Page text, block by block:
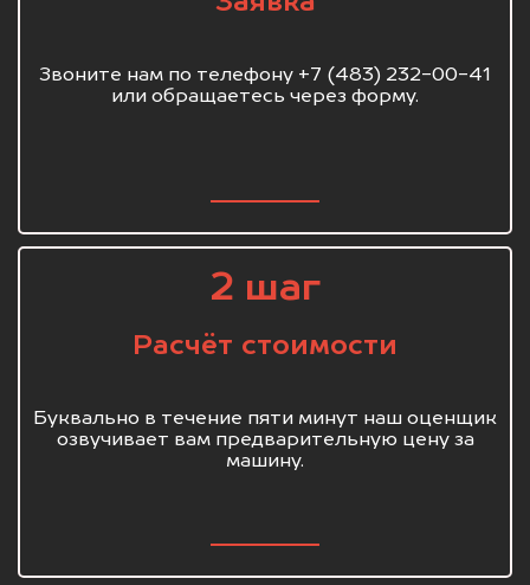
Звоните нам по телефону +7 (483) 232-00-41
или обращаетесь через форму.
2 шаг
Расчёт стоимости
Буквально в течение пяти минут наш оценщик
озвучивает вам предварительную цену за
машину.